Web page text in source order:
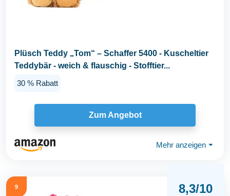
Plüsch Teddy „Tom“ – Schaffer 5400 - Kuscheltier
Teddybär - weich & flauschig - Stofftier...
30 % Rabatt
Zum Angebot
Mehr anzeigen ⏷
9 8,3/10